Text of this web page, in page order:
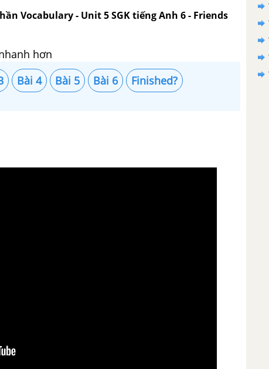
Vocabulary - Unit 5 SGK tiếng Anh 6 - Friends
hơn
Bài 4 Bài 5 Bài 6 Finished?